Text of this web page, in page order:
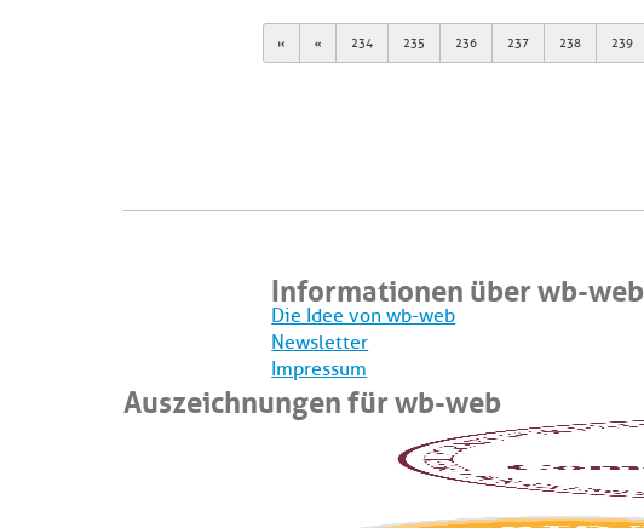
First Previous
234 235 236 237 238 239
Informationen über wb-web
Die Idee von wb-web
Newsletter
Impressum
Auszeichnungen für wb-web